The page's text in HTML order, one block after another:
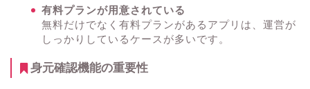
有料プランが用意されている
無料だけでなく有料プランがあるアプリは、運営が
しっかりしているケースが多いです。
身元確認機能の重要性